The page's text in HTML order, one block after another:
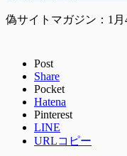
偽サイトマガジン：1月
Post
Share
Pocket
Hatena
Pinterest
LINE
URLコピー